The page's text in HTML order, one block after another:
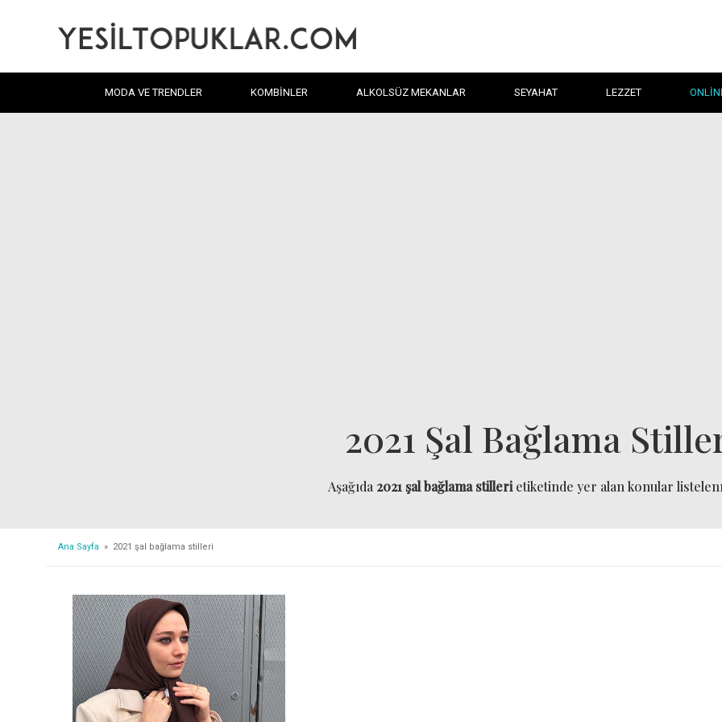
MODA VE TRENDLER KOMBINLER ALKOLSÜZ MEKANLAR SEYAHAT LEZZET
2021 Şal Bağlama
Aşağıda 2021 şal bağlama stillerietiketinde yer alan konular
Ana Sayfa » 2021 şal bağlama stilleri